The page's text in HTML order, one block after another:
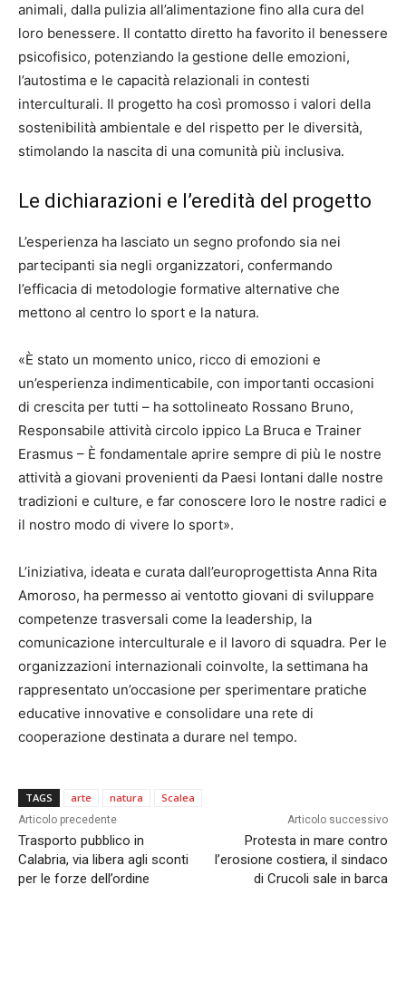
animali, dalla pulizia all’alimentazione fino alla cura del
loro benessere. Il contatto diretto ha favorito il benessere
psicofisico, potenziando la gestione delle emozioni,
l’autostima e le capacità relazionali in contesti
interculturali. Il progetto ha così promosso i valori della
sostenibilità ambientale e del rispetto per le diversità,
stimolando la nascita di una comunità più inclusiva.
Le dichiarazioni e l’eredità del progetto
L’esperienza ha lasciato un segno profondo sia nei
partecipanti sia negli organizzatori, confermando
l’efficacia di metodologie formative alternative che
mettono al centro lo sport e la natura.
«È stato un momento unico, ricco di emozioni e
un’esperienza indimenticabile, con importanti occasioni
di crescita per tutti – ha sottolineato Rossano Bruno,
Responsabile attività circolo ippico La Bruca e Trainer
Erasmus – È fondamentale aprire sempre di più le nostre
attività a giovani provenienti da Paesi lontani dalle nostre
tradizioni e culture, e far conoscere loro le nostre radici e
il nostro modo di vivere lo sport».
L’iniziativa, ideata e curata dall’europrogettista Anna Rita
Amoroso, ha permesso ai ventotto giovani di sviluppare
competenze trasversali come la leadership, la
comunicazione interculturale e il lavoro di squadra. Per le
organizzazioni internazionali coinvolte, la settimana ha
rappresentato un’occasione per sperimentare pratiche
educative innovative e consolidare una rete di
cooperazione destinata a durare nel tempo.
TAGS arte natura Scalea
Articolo precedente
Trasporto pubblico in
Calabria, via libera agli sconti
per le forze dell’ordine
Articolo successivo
Protesta in mare contro
l’erosione costiera, il sindaco
di Crucoli sale in barca